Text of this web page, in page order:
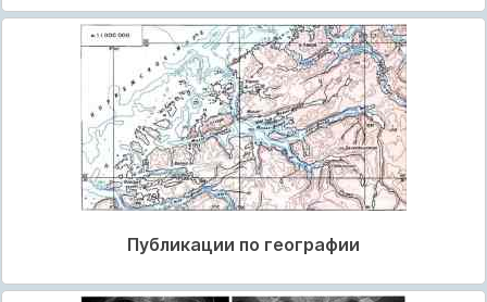
Публикации по географии